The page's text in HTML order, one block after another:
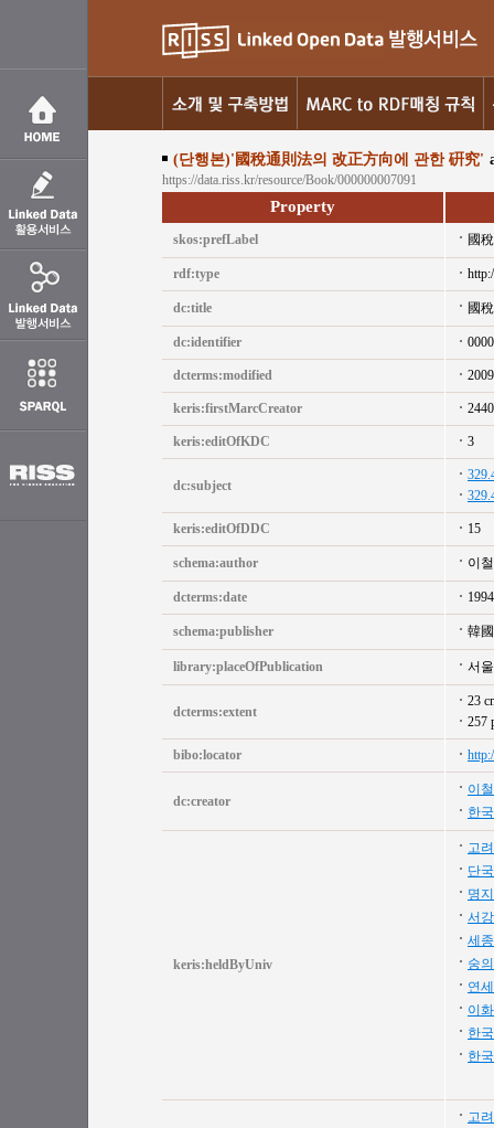
(단행본)'國稅通則法의 改正方向에 관한 硏究'
https://data.riss.kr/resource/Book/000000007091
Property
skos:prefLabel 國
rdf:type
dc:title 國
dc:identifier
dcterms:modified
keris:firstMarcCreator
keris:editOfKDC 3
dc:subject
keris:editOfDDC 15
schema:author 이
dcterms:date 1994
schema:publisher 韓
library:placeOfPublication 서울
dcterms:extent
23
257
bibo:locator
dc:creator
이
한
keris:heldByUniv
고
단
명
서
세
숭
연
이
한
한
고